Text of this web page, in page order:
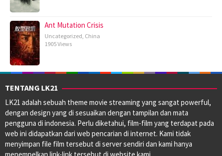
Ant Mutation Crisis
Uncategorized, China
1905 Views
TENTANG LK21
LK21 adalah sebuah theme movie streaming yang sangat powerful,
dengan design yang di sesuaikan dengan tampilan dan mata
pengguna di indonesia. Perlu diketahui, film-film yang terdapat pada
web ini didapatkan dari web pencarian di internet. Kami tidak
menyimpan file film tersebut di server sendiri dan kami hanya